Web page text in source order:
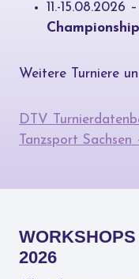
11.-15.08.2026 –
Weitere Turniere
DTV
Tanzsport
2026